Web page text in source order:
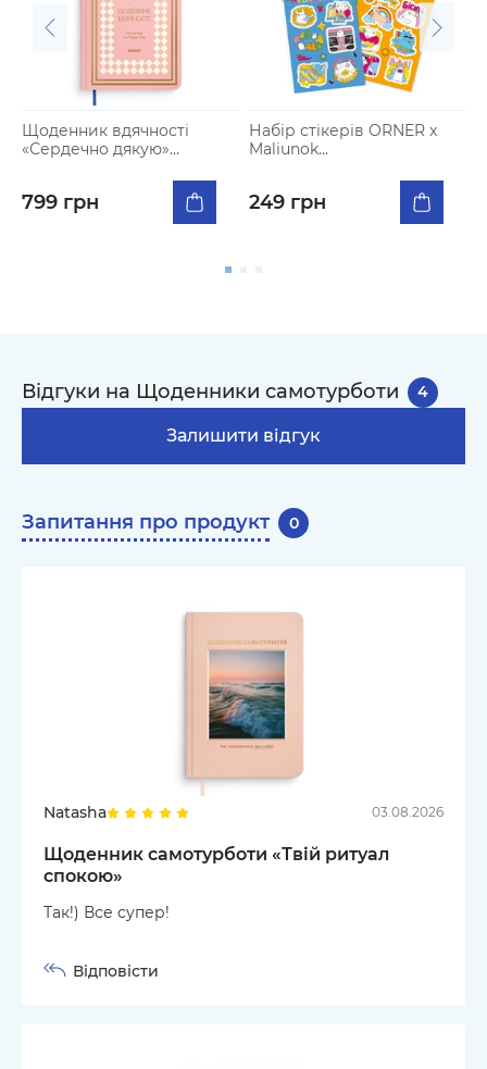
Щоденник вдячності
«Сердечно дякую»
799 грн
Набір стікерів ORNER x
Maliunok
249 грн
Відгуки на Щоденники самотурботи 4
Залишити відгук
Запитання про продукт 0
Natasha 03.08.2026
Щоденник самотурботи «Твій ритуал
спокою»
Так!) Все супер!
Відповісти